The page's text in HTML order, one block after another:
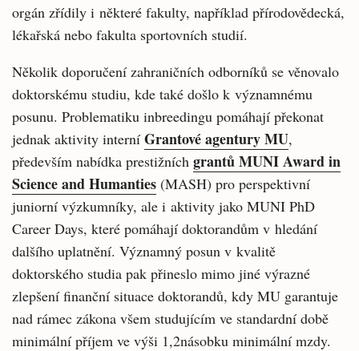
orgán zřídily i některé fakulty, například přírodovědecká,
lékařská nebo fakulta sportovních studií.
Několik doporučení zahraničních odborníků se věnovalo
doktorskému studiu, kde také došlo k významnému
posunu. Problematiku inbreedingu pomáhají překonat
jednak aktivity interní Grantové agentury MU,
především nabídka prestižních grantů MUNI Award in
Science and Humanties (MASH) pro perspektivní
juniorní výzkumníky, ale i aktivity jako MUNI PhD
Career Days, které pomáhají doktorandům v hledání
dalšího uplatnění. Významný posun v kvalitě
doktorského studia pak přineslo mimo jiné výrazné
zlepšení finanční situace doktorandů, kdy MU garantuje
nad rámec zákona všem studujícím ve standardní době
minimální příjem ve výši 1,2násobku minimální mzdy.